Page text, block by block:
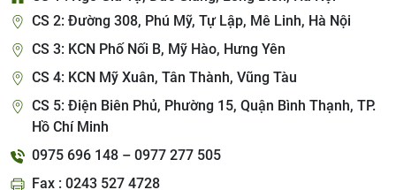
CS 2: Đường 308, Phú Mỹ, Tự Lập, Mê Linh, Hà Nội
CS 3: KCN Phố Nối B, Mỹ Hào, Hưng Yên
CS 4: KCN Mỹ Xuân, Tân Thành, Vũng Tàu
CS 5: Điện Biên Phủ, Phường 15, Quận Bình Thạnh, TP.
Hồ Chí Minh
0975 696 148 – 0977 277 505
Fax : 0243 527 4728